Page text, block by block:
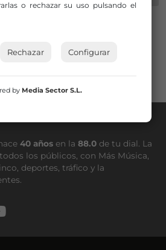
cantores
40 años en la 88.0 de tu dial. La
los públicos, con Más Música,
deportes, tráfico y la
o rechazar su uso pulsando el
Rechazar Configurar
by Media Sector S.L.